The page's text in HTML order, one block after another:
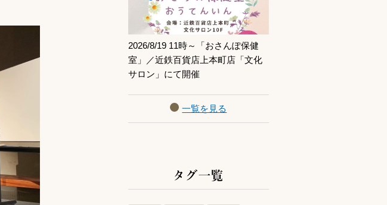
2026/8/19 11時～「おさんぽ保健
室」／近鉄百貨店上本町店「文化
サロン」にて開催
記事を読む
一覧を見る
タグ一覧